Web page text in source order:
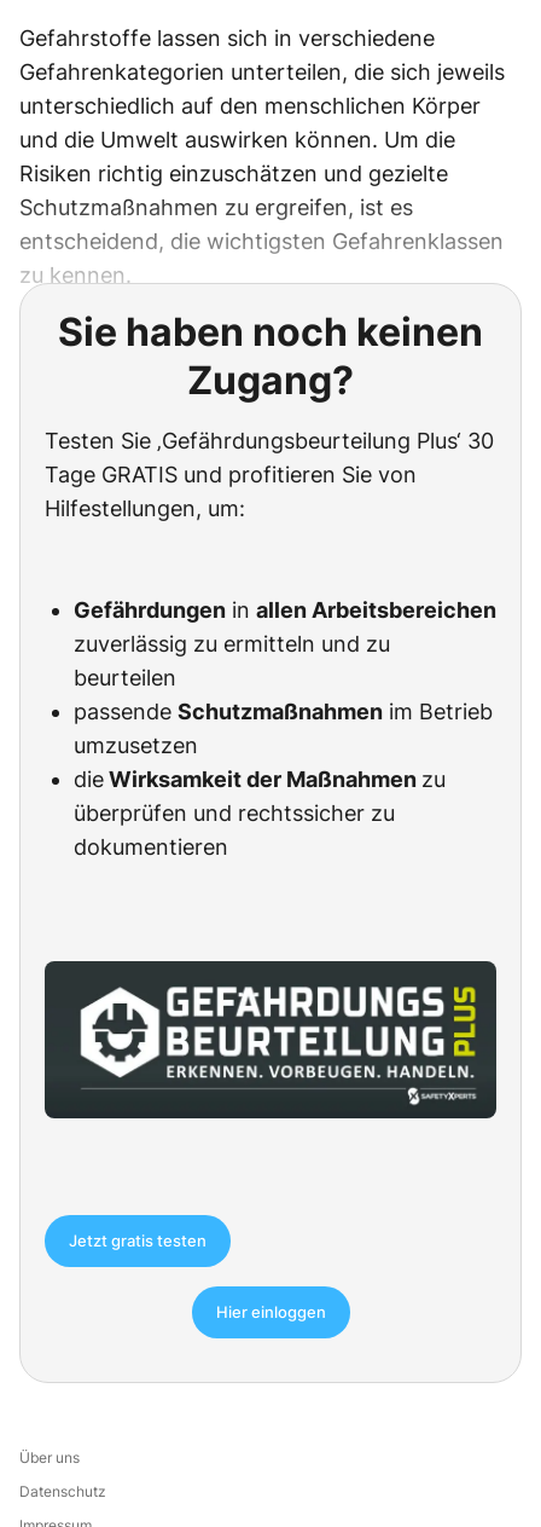
Gefahrstoffe lassen sich in verschiedene
Gefahrenkategorien unterteilen, die sich jeweils
unterschiedlich auf den menschlichen Körper
und die Umwelt auswirken können. Um die
Risiken richtig einzuschätzen und gezielte
Schutzmaßnahmen zu ergreifen, ist es
entscheidend, die wichtigsten Gefahrenklassen
zu kennen.
Sie haben noch keinen
Zugang?
Testen Sie ‚Gefährdungsbeurteilung Plus‘ 30
Tage GRATIS und profitieren Sie von
Hilfestellungen, um:
Gefährdungen in allen Arbeitsbereichen
zuverlässig zu ermitteln und zu
beurteilen
passende Schutzmaßnahmen im Betrieb
umzusetzen
dieWirksamkeit der Maßnahmen zu
überprüfen und rechtssicher zu
dokumentieren
Jetzt gratis testen
Hier einloggen
Über uns
Datenschutz